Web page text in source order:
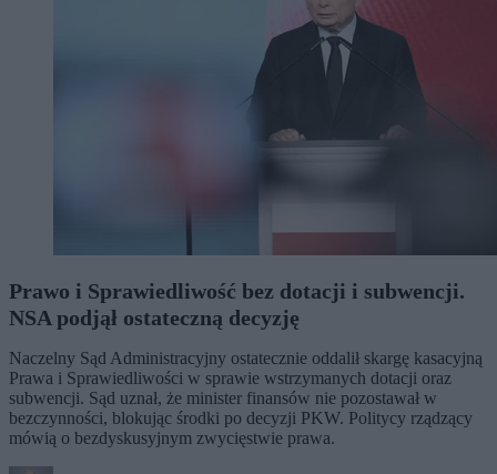
Prawo i Sprawiedliwość bez dotacji i subwencji.
NSA podjął ostateczną decyzję
Naczelny Sąd Administracyjny ostatecznie oddalił skargę kasacyjną
Prawa i Sprawiedliwości w sprawie wstrzymanych dotacji oraz
subwencji. Sąd uznał, że minister finansów nie pozostawał w
bezczynności, blokując środki po decyzji PKW. Politycy rządzący
mówią o bezdyskusyjnym zwycięstwie prawa.